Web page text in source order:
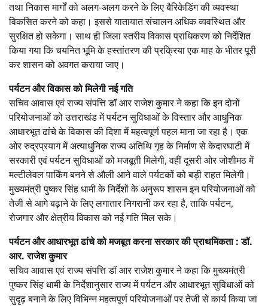
तथा निकास मार्गों को अलग-अलग करने के लिए बैरिकेडिंग की व्यवस्था
विकसित करने को कहा। इससे यातायात संचालन अधिक व्यवस्थित और
सुरक्षित हो सकेगा। साथ ही जिला स्तरीय विकास प्राधिकरण को निर्देशित
किया गया कि चयनित भूमि के हस्तांतरण की प्रक्रिया एक माह के भीतर पूरी
कर शासन को अवगत कराया जाए।
पर्यटन और विकास को मिलेगी नई गति
सचिव आवास एवं राज्य संपत्ति डॉ आर राजेश कुमार ने कहा कि इन दोनों
परियोजनाओं को उत्तराखंड में पर्यटन सुविधाओं के विस्तार और आधुनिक
आधारभूत ढांचे के विकास की दिशा में महत्वपूर्ण पहल माना जा रहा है। एक
ओर रुद्रप्रयाग में अत्याधुनिक राज्य अतिथि गृह के निर्माण से केदारघाटी में
सरकारी एवं पर्यटन सुविधाओं को मजबूती मिलेगी, वहीं दूसरी ओर जोशीमठ में
मल्टीलेवल पार्किंग बनने से औली आने वाले पर्यटकों को बड़ी राहत मिलेगी।
मुख्यमंत्री पुष्कर सिंह धामी के निर्देशों के अनुरूप शासन इन परियोजनाओं को
तेजी से आगे बढ़ाने के लिए लगातार निगरानी कर रहा है, ताकि पर्यटन,
रोजगार और क्षेत्रीय विकास को नई गति मिल सके।
पर्यटन और आधारभूत ढांचे को मजबूत करना सरकार की प्राथमिकता : डॉ.
आर. राजेश कुमार
सचिव आवास एवं राज्य संपत्ति डॉ आर राजेश कुमार ने कहा कि मुख्यमंत्री
पुष्कर सिंह धामी के निर्देशानुसार राज्य में पर्यटन और आधारभूत सुविधाओं को
सुदृढ़ बनाने के लिए विभिन्न महत्वपूर्ण परियोजनाओं पर तेजी से कार्य किया जा